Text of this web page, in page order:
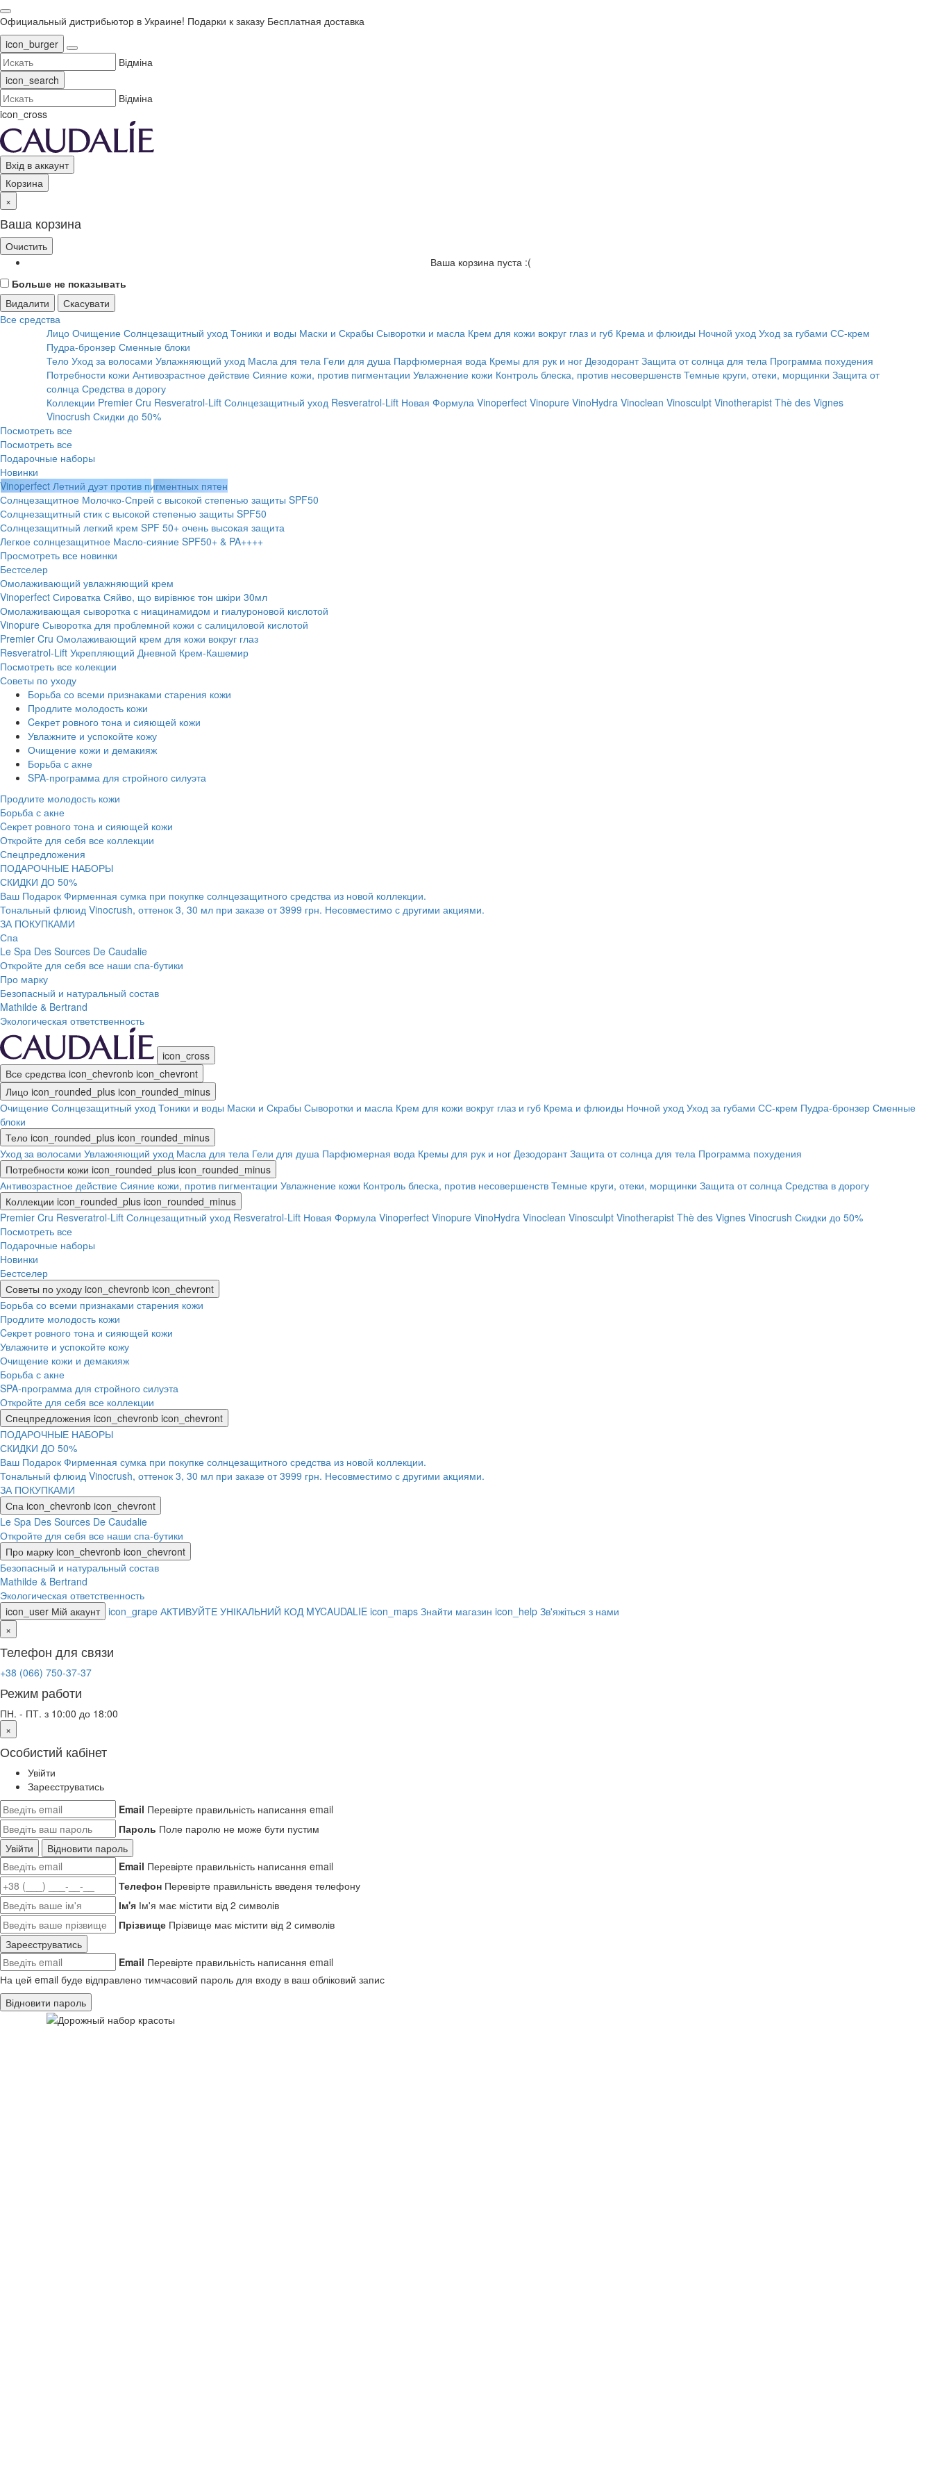
Официальный дистрибьютор в Украине! Подарки к заказу Бесплатная доставка
icon_burger
Відміна
icon_search
Відміна
icon_cross
Вхід в аккаунт
Корзина
×
Ваша корзина
Очистить
Ваша корзина пуста :(
Больше не показывать
Видалити
Скасувати
Все средства
Лицо Очищение Солнцезащитный уход Тоники и воды Маски и Скрабы Сыворотки и масла Крем для кожи вокруг глаз и губ Крема и флюиды Ночной уход Уход за губами СС-крем
Пудра-бронзер Сменные блоки
Тело Уход за волосами Увлажняющий уход Масла для тела Гели для душа Парфюмерная вода Кремы для рук и ног Дезодорант Защита от солнца для тела Программа похудения
Потребности кожи Антивозрастное действие Сияние кожи, против пигментации Увлажнение кожи Контроль блеска, против несовершенств Темные круги, отеки, морщинки Защита от
солнца Средства в дорогу
Коллекции Premier Cru Resveratrol-Lift Солнцезащитный уход Resveratrol-Lift Новая Формула Vinoperfect Vinopure VinoHydra Vinoclean Vinosculpt Vinotherapist Thè des Vignes
Vinocrush Скидки до 50%
Посмотреть все
Посмотреть все
Подарочные наборы
Новинки
Vinoperfect Летний дуэт против пигментных пятен
Солнцезащитное Молочко-Спрей с высокой степенью защиты SPF50
Солцнезащитный стик с высокой степенью защиты SPF50
Солнцезащитный легкий крем SPF 50+ очень высокая защита
Легкое солнцезащитное Масло-сияние SPF50+ & PA++++
Просмотреть все новинки
Бестселер
Омолаживающий увлажняющий крем
Vinoperfect Сироватка Сяйво, що вирівнює тон шкіри 30мл
Омолаживающая сыворотка с ниацинамидом и гиалуроновой кислотой
Vinopure Сыворотка для проблемной кожи с салициловой кислотой
Premier Cru Омолаживающий крем для кожи вокруг глаз
Resveratrol-Lift Укрепляющий Дневной Крем-Кашемир
Посмотреть все колекции
Советы по уходу
Борьба со всеми признаками старения кожи
Продлите молодость кожи
Cекрет ровного тона и сияющей кожи
Увлажните и успокойте кожу
Очищение кожи и демакияж
Борьба с акне
SPA-программа для стройного силуэта
Продлите молодость кожи
Борьба с акне
Cекрет ровного тона и сияющей кожи
Откройте для себя все коллекции
Спецпредложения
ПОДАРОЧНЫЕ НАБОРЫ
СКИДКИ ДО 50%
Ваш Подарок Фирменная сумка при покупке солнцезащитного средства из новой коллекции.
Тональный флюид Vinocrush, оттенок 3, 30 мл при заказе от 3999 грн. Несовместимо с другими акциями.
ЗА ПОКУПКАМИ
Спа
Le Spa Des Sources De Caudalie
Откройте для себя все наши спа-бутики
Про марку
Безопасный и натуральный состав
Mathilde & Bertrand
Экологическая ответственность
icon_cross
Все средства icon_chevronb icon_chevront
Лицо icon_rounded_plus icon_rounded_minus
Очищение Солнцезащитный уход Тоники и воды Маски и Скрабы Сыворотки и масла Крем для кожи вокруг глаз и губ Крема и флюиды Ночной уход Уход за губами СС-крем Пудра-бронзер Сменные
блоки
Тело icon_rounded_plus icon_rounded_minus
Уход за волосами Увлажняющий уход Масла для тела Гели для душа Парфюмерная вода Кремы для рук и ног Дезодорант Защита от солнца для тела Программа похудения
Потребности кожи icon_rounded_plus icon_rounded_minus
Антивозрастное действие Сияние кожи, против пигментации Увлажнение кожи Контроль блеска, против несовершенств Темные круги, отеки, морщинки Защита от солнца Средства в дорогу
Коллекции icon_rounded_plus icon_rounded_minus
Premier Cru Resveratrol-Lift Солнцезащитный уход Resveratrol-Lift Новая Формула Vinoperfect Vinopure VinoHydra Vinoclean Vinosculpt Vinotherapist Thè des Vignes Vinocrush Скидки до 50%
Посмотреть все
Подарочные наборы
Новинки
Бестселер
Советы по уходу icon_chevronb icon_chevront
Борьба со всеми признаками старения кожи
Продлите молодость кожи
Cекрет ровного тона и сияющей кожи
Увлажните и успокойте кожу
Очищение кожи и демакияж
Борьба с акне
SPA-программа для стройного силуэта
Откройте для себя все коллекции
Спецпредложения icon_chevronb icon_chevront
ПОДАРОЧНЫЕ НАБОРЫ
СКИДКИ ДО 50%
Ваш Подарок Фирменная сумка при покупке солнцезащитного средства из новой коллекции.
Тональный флюид Vinocrush, оттенок 3, 30 мл при заказе от 3999 грн. Несовместимо с другими акциями.
ЗА ПОКУПКАМИ
Спа icon_chevronb icon_chevront
Le Spa Des Sources De Caudalie
Откройте для себя все наши спа-бутики
Про марку icon_chevronb icon_chevront
Безопасный и натуральный состав
Mathilde & Bertrand
Экологическая ответственность
icon_user Мій акаунт icon_grape АКТИВУЙТЕ УНІКАЛЬНИЙ КОД MYCAUDALIE icon_maps Знайти магазин icon_help Зв'яжіться з нами
×
Телефон для связи
+38 (066) 750-37-37
Режим работи
ПН. - ПТ. з 10:00 до 18:00
×
Особистий кабінет
Увійти
Зареєструватись
Email Перевірте правильність написання email
Пароль Поле паролю не може бути пустим
Увійти
Відновити пароль
Email Перевірте правильність написання email
Телефон Перевірте правильність введеня телефону
Ім'я Ім'я має містити від 2 символів
Прізвище Прізвище має містити від 2 символів
Зареєструватись
Email Перевірте правильність написання email
На цей email буде відправлено тимчасовий пароль для входу в ваш обліковий запис
Відновити пароль